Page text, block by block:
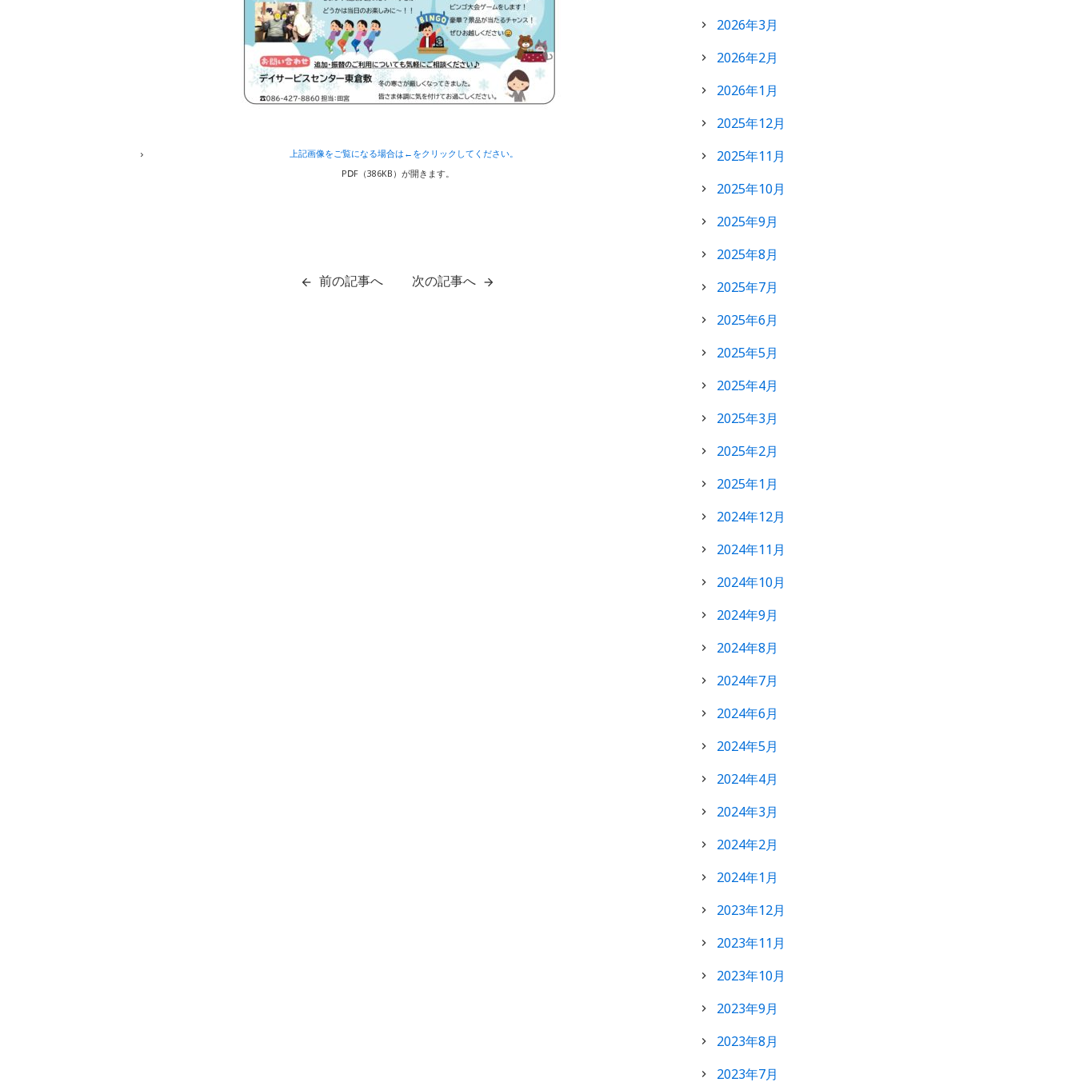
上記画像をご覧になる場合は←をクリックしてください。
PⅮF（386KB）が開きます。
前の記事へ 次の記事へ
2026年3月
2026年2月
2026年1月
2025年12月
2025年11月
2025年10月
2025年9月
2025年8月
2025年7月
2025年6月
2025年5月
2025年4月
2025年3月
2025年2月
2025年1月
2024年12月
2024年11月
2024年10月
2024年9月
2024年8月
2024年7月
2024年6月
2024年5月
2024年4月
2024年3月
2024年2月
2024年1月
2023年12月
2023年11月
2023年10月
2023年9月
2023年8月
2023年7月